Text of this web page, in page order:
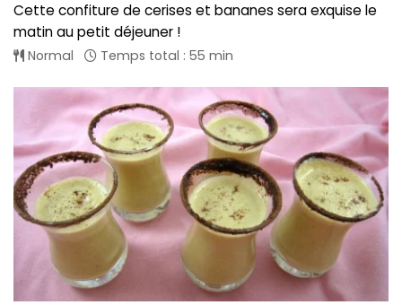
Cette confiture de cerises et bananes sera exquise le
matin au petit déjeuner !
Normal Temps total : 55 min